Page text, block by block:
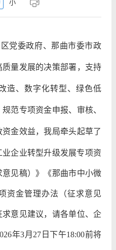
小
党委政府、那曲市委市政
量发展的决策部署，支持
造、数字化转型、绿色低
范专项资金申报、审核、
金效益，我局牵头起草了
企业转型升级发展专项资
见稿）》《那曲市中小微
资金管理办法（征求意见
意见建议，请各单位、企
年3月 27 日下午18:00前将